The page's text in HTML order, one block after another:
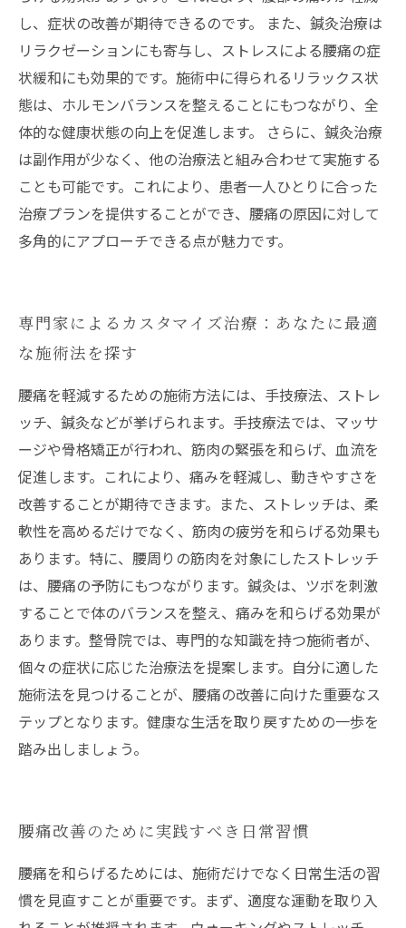
し、症状の改善が期待できるのです。 また、鍼灸治療は
リラクゼーションにも寄与し、ストレスによる腰痛の症
状緩和にも効果的です。施術中に得られるリラックス状
態は、ホルモンバランスを整えることにもつながり、全
体的な健康状態の向上を促進します。 さらに、鍼灸治療
は副作用が少なく、他の治療法と組み合わせて実施する
ことも可能です。これにより、患者一人ひとりに合った
治療プランを提供することができ、腰痛の原因に対して
多角的にアプローチできる点が魅力です。
専門家によるカスタマイズ治療：あなたに最適
な施術法を探す
腰痛を軽減するための施術方法には、手技療法、ストレ
ッチ、鍼灸などが挙げられます。手技療法では、マッサ
ージや骨格矯正が行われ、筋肉の緊張を和らげ、血流を
促進します。これにより、痛みを軽減し、動きやすさを
改善することが期待できます。また、ストレッチは、柔
軟性を高めるだけでなく、筋肉の疲労を和らげる効果も
あります。特に、腰周りの筋肉を対象にしたストレッチ
は、腰痛の予防にもつながります。鍼灸は、ツボを刺激
することで体のバランスを整え、痛みを和らげる効果が
あります。整骨院では、専門的な知識を持つ施術者が、
個々の症状に応じた治療法を提案します。自分に適した
施術法を見つけることが、腰痛の改善に向けた重要なス
テップとなります。健康な生活を取り戻すための一歩を
踏み出しましょう。
腰痛改善のために実践すべき日常習慣
腰痛を和らげるためには、施術だけでなく日常生活の習
慣を見直すことが重要です。まず、適度な運動を取り入